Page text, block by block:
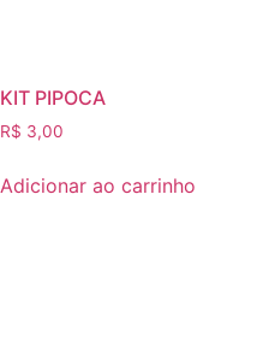
KIT PIPOCA
R$ 3,00
Adicionar ao carrinho